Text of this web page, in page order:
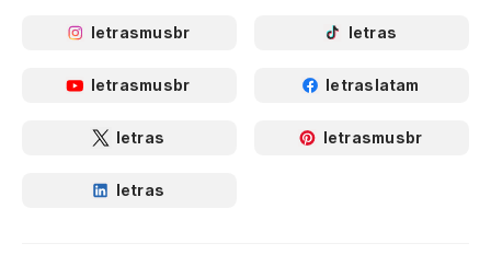
letrasmusbr letras
letrasmusbr letraslatam
letras letrasmusbr
letras